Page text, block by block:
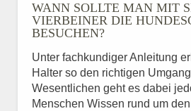
WANN SOLLTE MAN MIT
VIERBEINER DIE
BESUCHEN?
Unter fachkundiger Anleitung
Halter so den richtigen
Wesentlichen geht es dabei
Menschen Wissen rund um